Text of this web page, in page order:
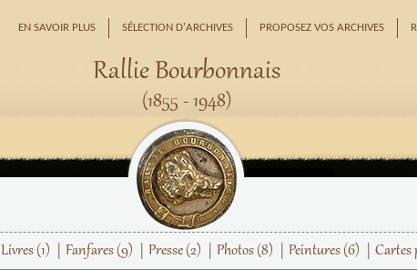
EN SAVOIR PLUS SÉLECTION D'ARCHIVES PROPOSEZ VOS ARCHIVES
Rallie Bourbonnais
(1855 - 1948)
Livres (1) Fanfares (9) Presse (2) Photos (8) Peintures (6) Cartes